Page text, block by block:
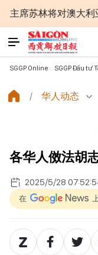
将对澳大利亚和新
SGGP Online SGGP Đầu tư
华人动态
各华人傚法胡
2025/5/28
在